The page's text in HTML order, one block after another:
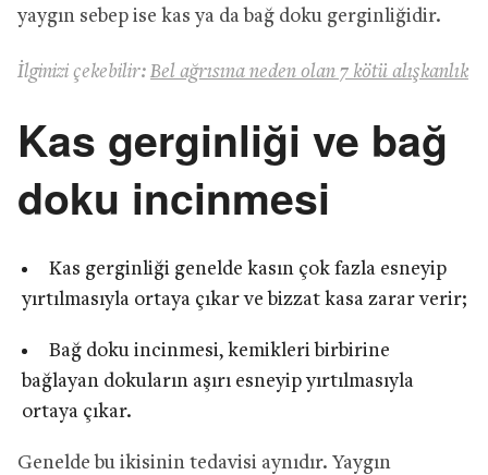
yaygın sebep ise kas ya da bağ doku gerginliğidir.
İlginizi çekebilir: Bel ağrısına neden olan 7 kötü alışkanlık
Kas gerginliği ve bağ
doku incinmesi
Kas gerginliği genelde kasın çok fazla esneyip
yırtılmasıyla ortaya çıkar ve bizzat kasa zarar verir;
Bağ doku incinmesi, kemikleri birbirine
bağlayan dokuların aşırı esneyip yırtılmasıyla
ortaya çıkar.
Genelde bu ikisinin tedavisi aynıdır. Yaygın